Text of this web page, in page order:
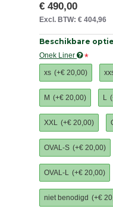
€ 490,00
Excl. BTW: € 404,96
Beschikbare
Onek Liner
xs (+€ 20,00)
M (+€ 20,00) L
XXL (+€ 20,00)
OVAL-S (+€ 20,00)
OVAL-L (+€ 20,00)
niet benodigd (+€